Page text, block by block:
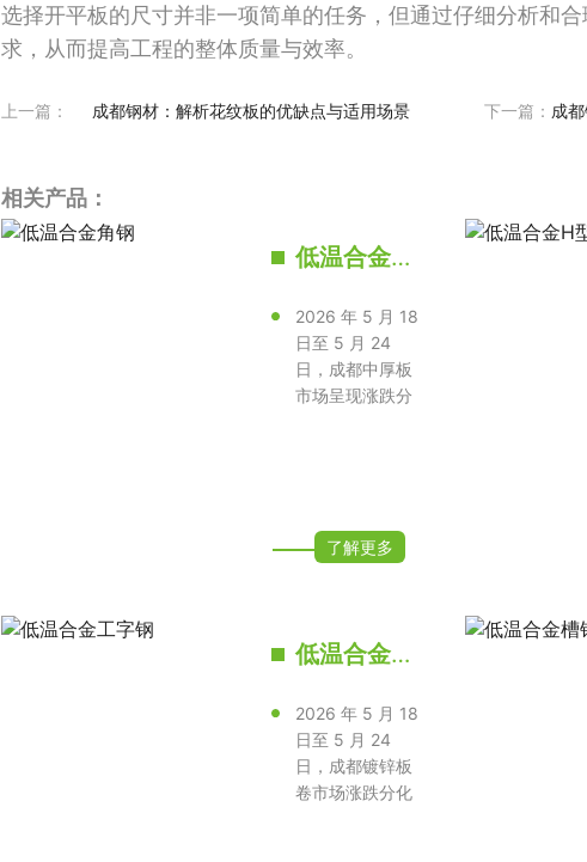
选择开平板的尺寸并非一项简单的任务，但通过仔细分析和
求，从而提高工程的整体质量与效率。
上一篇： 成都钢材：解析花纹板的优缺点与适用场景 下一篇： 成
相关产品：
低温合金角钢
2026 年 5 月 18
日至 5 月 24
日，成都中厚板
市场呈现涨跌分
了解更多
低温合金工字钢
2026 年 5 月 18
日至 5 月 24
日，成都镀锌板
卷市场涨跌分化